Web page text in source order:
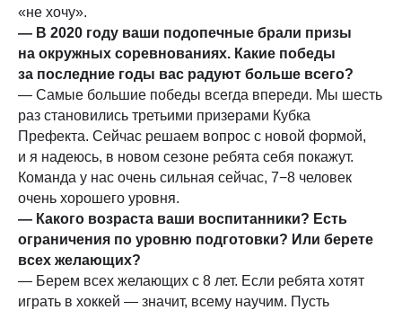
«не хочу».
— В 2020 году ваши подопечные брали призы
на окружных соревнованиях. Какие победы
за последние годы вас радуют больше всего?
— Самые большие победы всегда впереди. Мы шесть
раз становились третьими призерами Кубка
Префекта. Сейчас решаем вопрос с новой формой,
и я надеюсь, в новом сезоне ребята себя покажут.
Команда у нас очень сильная сейчас, 7−8 человек
очень хорошего уровня.
— Какого возраста ваши воспитанники? Есть
ограничения по уровню подготовки? Или берете
всех желающих?
— Берем всех желающих с 8 лет. Если ребята хотят
играть в хоккей — значит, всему научим. Пусть